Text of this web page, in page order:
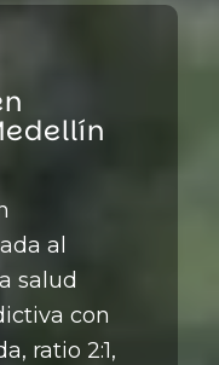
al
salud
con
ratio 2:1,